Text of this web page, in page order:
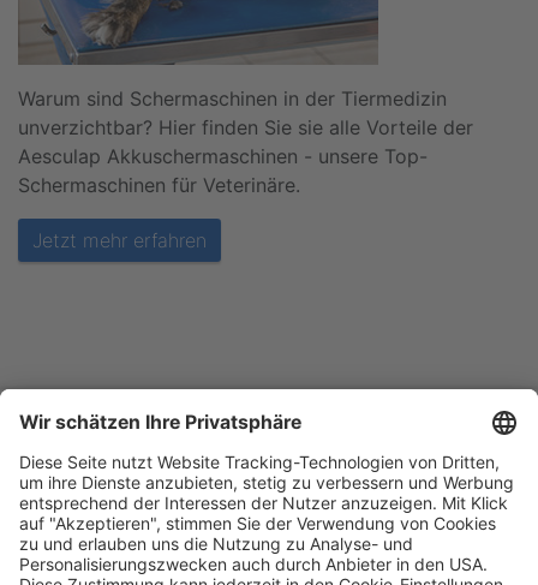
Warum sind Schermaschinen in der Tiermedizin
unverzichtbar? Hier finden Sie sie alle Vorteile der
Aesculap Akkuschermaschinen - unsere Top-
Schermaschinen für Veterinäre.
Jetzt mehr erfahren
Blätterkatalog
Unternehmen
AGB
Messe
Garantie
Impressum
Datenschutz
Barrierefreiheitserklärung